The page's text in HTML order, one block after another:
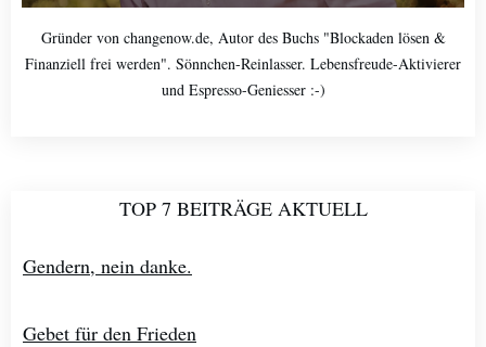
Gründer von changenow.de, Autor des Buchs "Blockaden lösen &
Finanziell frei werden". Sönnchen-Reinlasser. Lebensfreude-Aktivierer
und Espresso-Geniesser :-)
TOP 7 BEITRÄGE AKTUELL
Gendern, nein danke.
Gebet für den Frieden